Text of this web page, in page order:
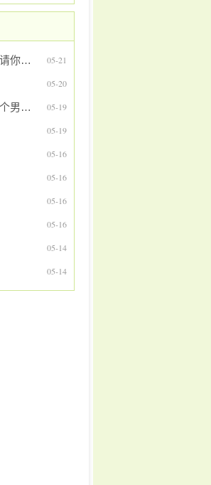
你会和吃一个月泡面只为请你吃一顿西餐的人结婚吗？ 05-21
05-20
穿一双好鞋走到老，找一个男生陪你笑 05-19
05-19
05-16
05-16
05-16
05-16
05-14
05-14